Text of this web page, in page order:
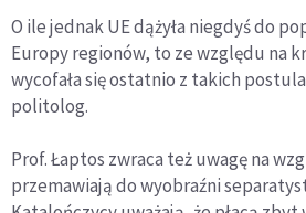
O ile jednak UE dążyła niegdyś do
Europy regionów, to ze względu na
wycofała się ostatnio z takich
politolog.
Prof. Łaptos zwraca też uwagę na
przemawiają do wyobraźni